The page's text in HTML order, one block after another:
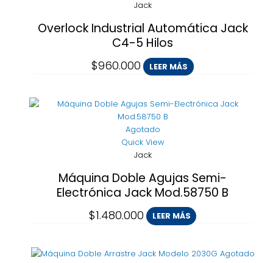
Jack
Overlock Industrial Automática Jack
C4-5 Hilos
$960.000 LEER MÁS
Agotado
Quick View
Jack
Máquina Doble Agujas Semi-
Electrónica Jack Mod.58750 B
$1.480.000 LEER MÁS
Agotado